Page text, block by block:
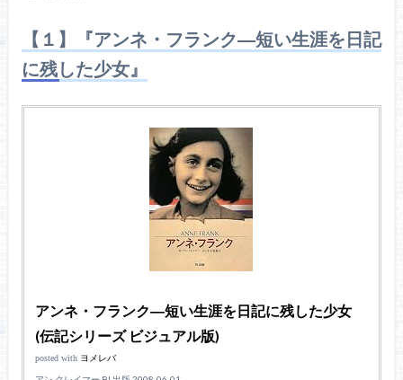
【１】『アンネ・フランク―短い生涯を日記
に残した少女』
アンネ・フランク―短い生涯を日記に残した少女
(伝記シリーズ ビジュアル版)
posted with ヨメレバ